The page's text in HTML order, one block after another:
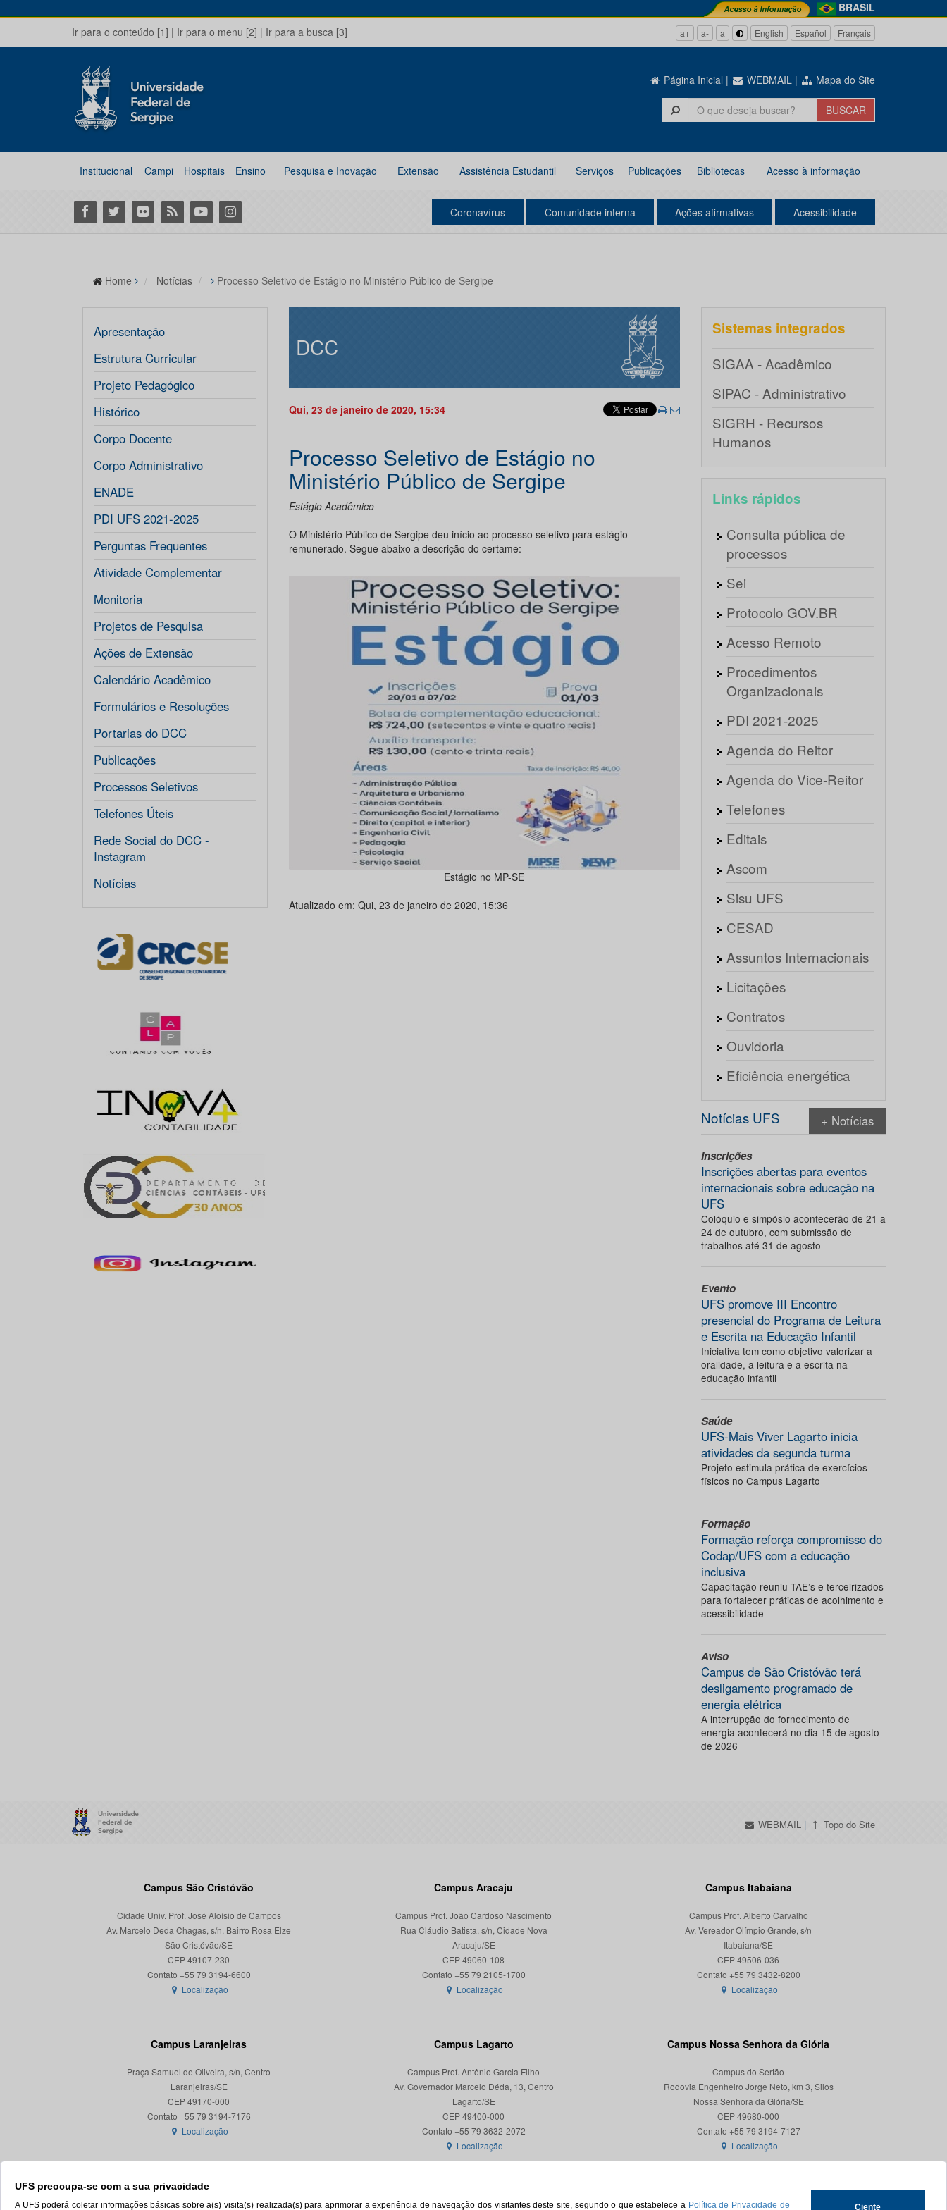
BRASIL
Ir para o conteúdo [1] | Ir para o menu [2] | Ir para a busca [3] a+ a- a English Español Français
Página Inicial | WEBMAIL | Mapa do Site
Institucional Campi Hospitais Ensino Pesquisa e Inovação Extensão Assistência Estudantil Serviços Publicações Bibliotecas Acesso à informação
Facebook
Twitter Flickr RSS YoutubeInstagram Coronavírus Comunidade interna Ações afirmativas Acessibilidade
UFS preocupa-se com a sua privacidade
A UFS poderá coletar informações básicas sobre a(s) visita(s) realizada(s) para aprimorar a experiência de navegação dos visitantes deste site, segundo o que estabelece a Política de Privacidade de Ciente
Home Notícias Processo Seletivo de Estágio no Ministério Público de Sergipe
Apresentação
Estrutura Curricular
Projeto Pedagógico
Histórico
Corpo Docente
Corpo Administrativo
ENADE
PDI UFS 2021-2025
Perguntas Frequentes
Atividade Complementar
Monitoria
Projetos de Pesquisa
Ações de Extensão
Calendário Acadêmico
Formulários e Resoluções
Portarias do DCC
Publicações
Processos Seletivos
Telefones Úteis
Rede Social do DCC -
Instagram
Notícias
DCC
Qui, 23 de janeiro de 2020, 15:34
Processo Seletivo de Estágio no
Ministério Público de Sergipe
Estágio Acadêmico
O Ministério Público de Sergipe deu início ao processo seletivo para estágio
remunerado. Segue abaixo a descrição do certame:
Estágio no MP-SE
Atualizado em: Qui, 23 de janeiro de 2020, 15:36
Sistemas integrados
SIGAA - Acadêmico
SIPAC - Administrativo
SIGRH - Recursos
Humanos
Links rápidos
Consulta pública de
processos
Sei
Protocolo GOV.BR
Acesso Remoto
Procedimentos
Organizacionais
PDI 2021-2025
Agenda do Reitor
Agenda do Vice-Reitor
Telefones
Editais
Ascom
Sisu UFS
CESAD
Assuntos Internacionais
Licitações
Contratos
Ouvidoria
Eficiência energética
Notícias UFS + Notícias
Inscrições
Inscrições abertas para eventos
internacionais sobre educação na
UFS
Colóquio e simpósio acontecerão de 21 a
24 de outubro, com submissão de
trabalhos até 31 de agosto
Evento
UFS promove III Encontro
presencial do Programa de Leitura
e Escrita na Educação Infantil
Iniciativa tem como objetivo valorizar a
oralidade, a leitura e a escrita na
educação infantil
Saúde
UFS-Mais Viver Lagarto inicia
atividades da segunda turma
Projeto estimula prática de exercícios
físicos no Campus Lagarto
Formação
Formação reforça compromisso do
Codap/UFS com a educação
inclusiva
Capacitação reuniu TAE’s e terceirizados
para fortalecer práticas de acolhimento e
acessibilidade
Aviso
Campus de São Cristóvão terá
desligamento programado de
energia elétrica
A interrupção do fornecimento de
energia acontecerá no dia 15 de agosto
de 2026
WEBMAIL | Topo do Site
Campus São Cristóvão
Cidade Univ. Prof. José Aloísio de Campos
Av. Marcelo Deda Chagas, s/n, Bairro Rosa Elze
São Cristóvão/SE
CEP 49107-230
Localização
Campus Aracaju
Campus Prof. João Cardoso Nascimento
Rua Cláudio Batista, s/n, Cidade Nova
Aracaju/SE
CEP 49060-108
Localização
Campus Itabaiana
Campus Prof. Alberto Carvalho
Av. Vereador Olímpio Grande, s/n
Itabaiana/SE
CEP 49506-036
Localização
Campus Laranjeiras
Praça Samuel de Oliveira, s/n, Centro
Laranjeiras/SE
CEP 49170-000
Localização
Campus Lagarto
Campus Prof. Antônio Garcia Filho
Av. Governador Marcelo Déda, 13, Centro
Lagarto/SE
CEP 49400-000
Localização
Campus Nossa Senhora da Glória
Campus do Sertão
Rodovia Engenheiro Jorge Neto, km 3, Silos
Nossa Senhora da Glória/SE
CEP 49680-000
Contato +55 79 3194-7127
Localização